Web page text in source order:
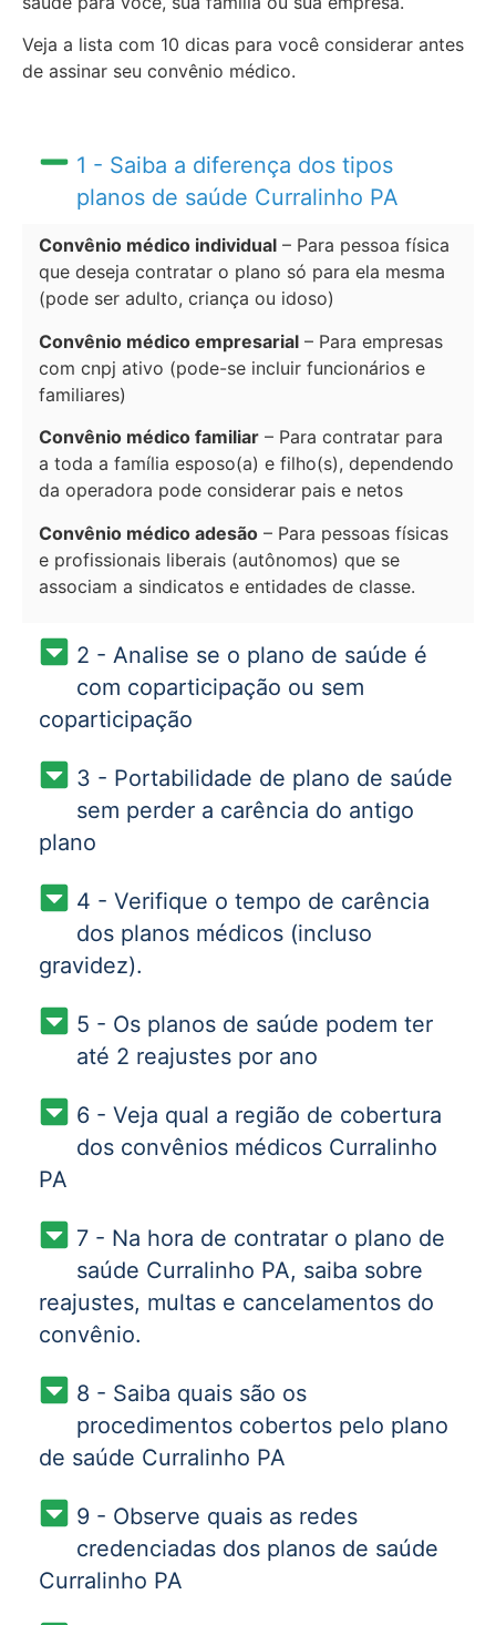
Veja a lista com 10 dicas para você considerar antes
de assinar seu convênio médico.
1 - Saiba a diferença dos tipos
planos de saúde Curralinho PA
Convênio médico individual – Para pessoa física
que deseja contratar o plano só para ela mesma
(pode ser adulto, criança ou idoso)
Convênio médico empresarial – Para empresas
com cnpj ativo (pode-se incluir funcionários e
familiares)
Convênio médico familiar – Para contratar para
a toda a família esposo(a) e filho(s), dependendo
da operadora pode considerar pais e netos
Convênio médico adesão – Para pessoas físicas
e profissionais liberais (autônomos) que se
associam a sindicatos e entidades de classe.
2 - Analise se o plano de saúde é
com coparticipação ou sem
coparticipação
3 - Portabilidade de plano de saúde
sem perder a carência do antigo
plano
4 - Verifique o tempo de carência
dos planos médicos (incluso
gravidez).
5 - Os planos de saúde podem ter
até 2 reajustes por ano
6 - Veja qual a região de cobertura
dos convênios médicos Curralinho
PA
7 - Na hora de contratar o plano de
saúde Curralinho PA, saiba sobre
reajustes, multas e cancelamentos do
convênio.
8 - Saiba quais são os
procedimentos cobertos pelo plano
de saúde Curralinho PA
9 - Observe quais as redes
credenciadas dos planos de saúde
Curralinho PA